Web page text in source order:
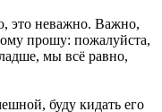
это неважно. Важно,
прошу: пожалуйста,
мы всё равно,
буду кидать его